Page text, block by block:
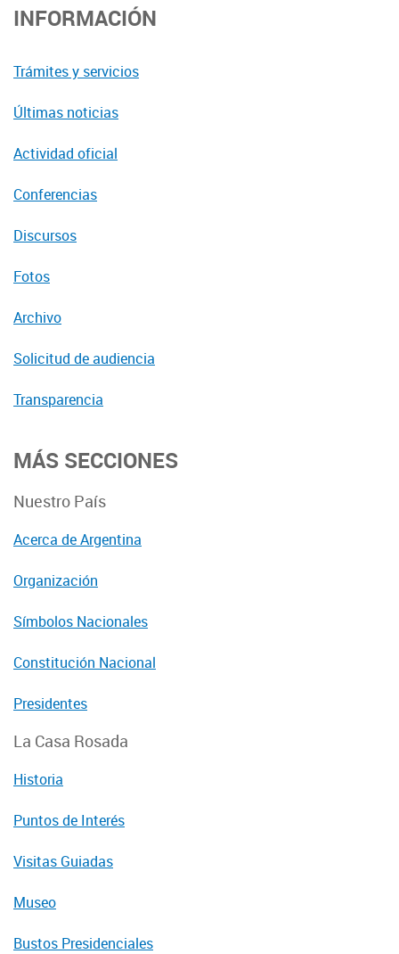
INFORMACIÓN
Trámites y servicios
Últimas noticias
Actividad oficial
Conferencias
Discursos
Fotos
Archivo
Solicitud de audiencia
Transparencia
MÁS SECCIONES
Nuestro País
Acerca de Argentina
Organización
Símbolos Nacionales
Constitución Nacional
Presidentes
La Casa Rosada
Historia
Puntos de Interés
Visitas Guiadas
Museo
Bustos Presidenciales